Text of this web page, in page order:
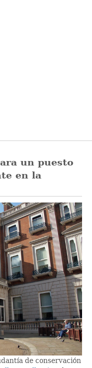
un puesto
en la
de conservación